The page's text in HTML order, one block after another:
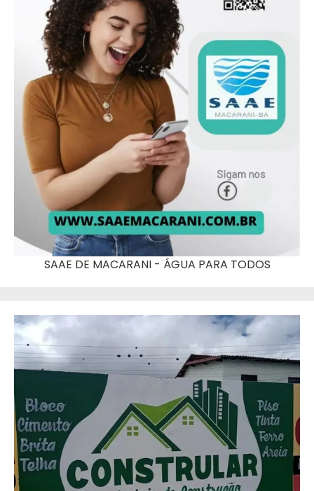
SAAE DE MACARANI - ÁGUA PARA TODOS